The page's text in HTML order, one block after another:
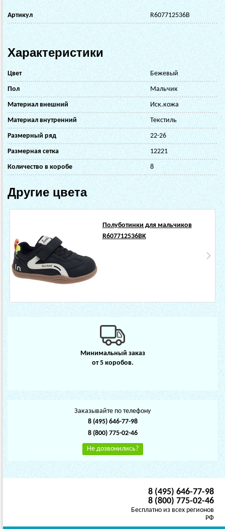
Артикул R607712536B
Характеристики
Цвет Бежевый
Пол Мальчик
Материал внешний Иск.кожа
Материал внутренний Текстиль
Размерный ряд 22-26
Размерная сетка 12221
Количество в коробе 8
Другие цвета
Полуботинки для мальчиков
R607712536BK
Минимальный заказ
от 5 коробов.
Заказывайте по телефону
8 (495) 646-77-98
8 (800) 775-02-46
Не дозвонились?
8 (495) 646-77-98
8 (800) 775-02-46
Бесплатно из всех регионов
РФ